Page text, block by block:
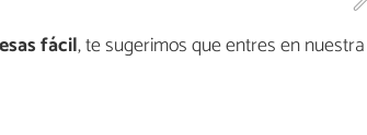
fácil, te sugerimos que entres en